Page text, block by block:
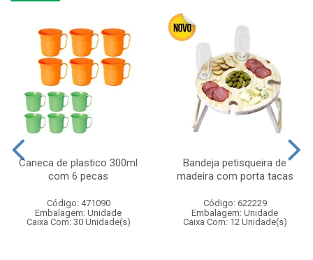
Caneca de plastico 300ml
com 6 pecas
Código: 471090
Embalagem: Unidade
Caixa Com: 30 Unidade(s)
Bandeja petisqueira de
madeira com porta tacas
Código: 622229
Embalagem: Unidade
Caixa Com: 12 Unidade(s)